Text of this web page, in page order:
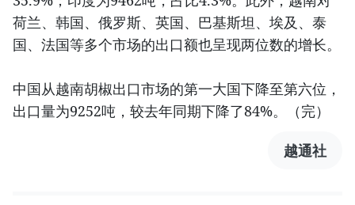
荷兰、韩国、俄罗斯、英国、巴基斯坦、埃及、泰
国、法国等多个市场的出口额也呈现两位数的增长。
中国从越南胡椒出口市场的第一大国下降至第六位，
出口量为9252吨，较去年同期下降了84%。（完）
越通社